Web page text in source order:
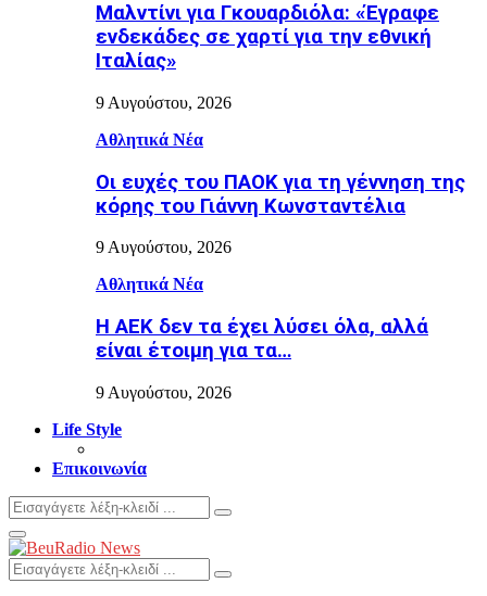
Μαλντίνι για Γκουαρδιόλα: «Έγραφε
ενδεκάδες σε χαρτί για την εθνική
Ιταλίας»
9 Αυγούστου, 2026
Αθλητικά Νέα
Οι ευχές του ΠΑΟΚ για τη γέννηση της
κόρης του Γιάννη Κωνσταντέλια
9 Αυγούστου, 2026
Αθλητικά Νέα
Η ΑΕΚ δεν τα έχει λύσει όλα, αλλά
είναι έτοιμη για τα…
9 Αυγούστου, 2026
Life Style
Επικοινωνία
Search
for:
Search
Primary
Menu
Search
for:
Search